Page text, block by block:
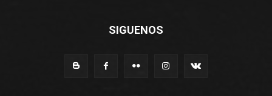
SIGUENOS